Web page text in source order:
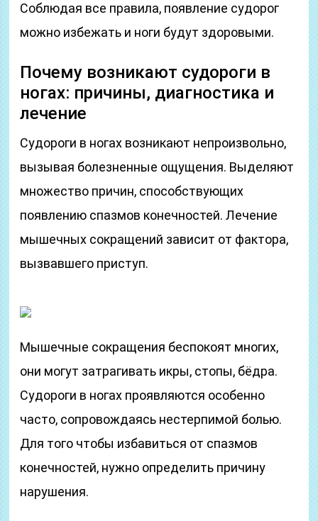
Соблюдая все правила, появление судорог
можно избежать и ноги будут здоровыми.
Почему возникают судороги в
ногах: причины, диагностика и
лечение
Судороги в ногах возникают непроизвольно,
вызывая болезненные ощущения. Выделяют
множество причин, способствующих
появлению спазмов конечностей. Лечение
мышечных сокращений зависит от фактора,
вызвавшего приступ.
Мышечные сокращения беспокоят многих,
они могут затрагивать икры, стопы, бёдра.
Судороги в ногах проявляются особенно
часто, сопровождаясь нестерпимой болью.
Для того чтобы избавиться от спазмов
конечностей, нужно определить причину
нарушения.